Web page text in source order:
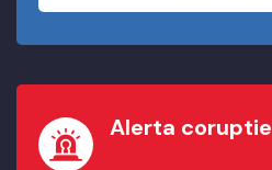
Alerta coruptie